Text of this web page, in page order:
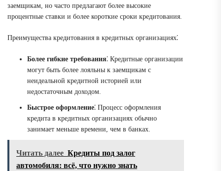
заемщикам, но часто предлагают более высокие
процентные ставки и более короткие сроки кредитования.
Преимущества кредитования в кредитных организациях⁚
Более гибкие требования⁚ Кредитные организации
могут быть более лояльны к заемщикам с
неидеальной кредитной историей или
недостаточным доходом.
Быстрое оформление⁚ Процесс оформления
кредита в кредитных организациях обычно
занимает меньше времени, чем в банках.
Читать далее Кредиты под залог
автомобиля: всё, что нужно знать